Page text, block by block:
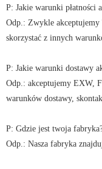
P: Jakie warunki płatności
Odp.: Zwykle
skorzystać z innych
P: Jakie warunki dostawy
Odp.: akceptujemy EXW,
warunków dostawy,
P: Gdzie jest twoja
Odp.: Nasza fabryka